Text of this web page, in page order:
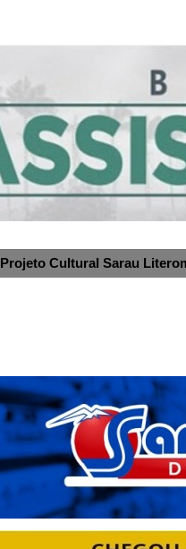
Projeto Cultural Sarau